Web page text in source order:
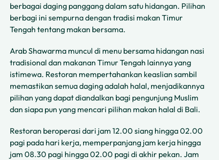
berbagai daging panggang dalam satu hidangan. Pilihan
berbagi ini sempurna dengan tradisi makan Timur
Tengah tentang makan bersama.
Arab Shawarma muncul di menu bersama hidangan nasi
tradisional dan makanan Timur Tengah lainnya yang
istimewa. Restoran mempertahankan keaslian sambil
memastikan semua daging adalah halal, menjadikannya
pilihan yang dapat diandalkan bagi pengunjung Muslim
dan siapa pun yang mencari pilihan makan halal di Bali.
Restoran beroperasi dari jam 12.00 siang hingga 02.00
pagi pada hari kerja, memperpanjang jam kerja hingga
jam 08.30 pagi hingga 02.00 pagi di akhir pekan. Jam